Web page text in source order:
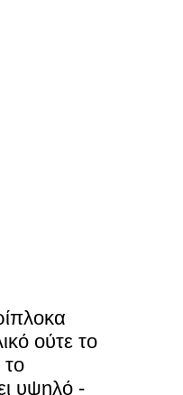
ούτε το
υψηλό -